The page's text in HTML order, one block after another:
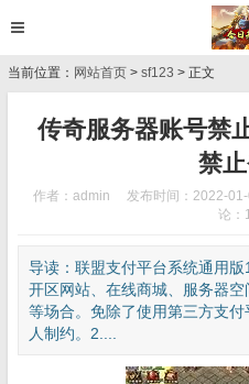
当前位置： 网站首页 > sf123 > 正文
传奇服务器账号禁
禁
作者：admin 发布时间：2022-
论：
导读：联盟支付平台系统通用
开区网站、在线商城、服务器
等场合。免除了使用第三方支
人制约。2....